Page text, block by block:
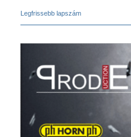
Legfrissebb lapszám